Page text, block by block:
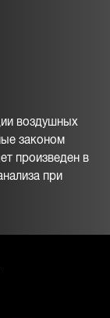
воздушных
законом
произведен в
при